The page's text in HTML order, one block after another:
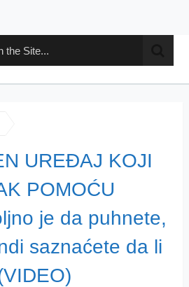
UREĐAJ KOJI
POMOĆU
je da puhnete,
saznaćete da li